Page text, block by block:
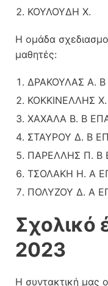
ΚΟΥΛΟΥΔΗ Χ.
Η ομάδα
μαθητές:
ΔΡΑΚΟΥΛΑΣ Α.
ΚΟΚΚΙΝΕΛΛΗΣ
ΧΑΧΑΛΑ Β. Β
ΣΤΑΥΡΟΥ Δ. Β
ΠΑΡΕΛΛΗΣ Π. Β
ΤΣΟΛΑΚΗ Η. Α
ΠΟΛΥΖΟΥ Δ. Α
Σχολικό
2023
Η συντακτική μας